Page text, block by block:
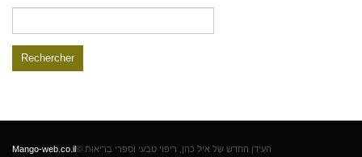
© העידן החדש של איל כהן, ריפוי טבעי וספרי בריאות Mango-web.co.il